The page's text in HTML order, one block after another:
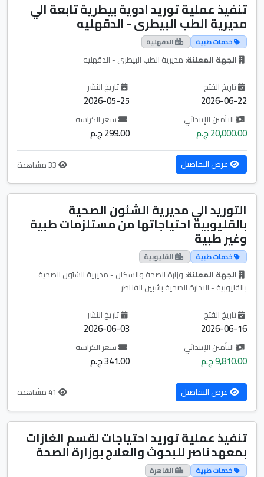
تنفيذ عملية توريد ادوية بيطرية تابعة الي
مديرية الطب البيطرى - الدقهليه
خدمات طبية الدقهلية
الجهة المعلنة: مديرية الطب البيطرى - الدقهليه
تاريخ الفتح
2026-06-22
تاريخ النشر
2026-05-25
التأمين الإبتدائي
20,000.00 ج.م
سعر الكراسة
299.00 ج.م
عرض التفاصيل
التوريد الي مديرية الشئون الصحية
بالقليوبية احتياجاتها من مستلزمات طبية
وغير طبية
خدمات طبية القليوبية
الجهة المعلنة: وزارة الصحة والسكان - مديرية الشئون الصحية
بالقليوبية - الادارة الصحية بشبين القناطر
تاريخ الفتح
2026-06-16
تاريخ النشر
2026-06-03
التأمين الإبتدائي
9,810.00 ج.م
سعر الكراسة
341.00 ج.م
عرض التفاصيل
تنفيذ عملية توريد احتياجات لقسم الغازات
بمعهد ناصر للبحوث والعلاج بوزارة الصحة
خدمات طبية القاهرة